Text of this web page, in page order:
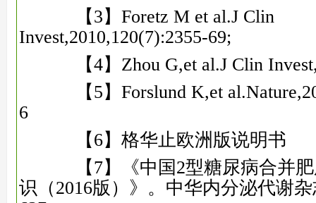
【3】Foretz M et al.J Clin
Invest,2010,120(7):2355-69;
【4】Zhou G,et al.J Clin
【5】Forslund K,et
6
【6】格华止欧洲版说明书
【7】《中国2型糖尿病合并肥
识（2016版）》。中华内分泌代谢杂